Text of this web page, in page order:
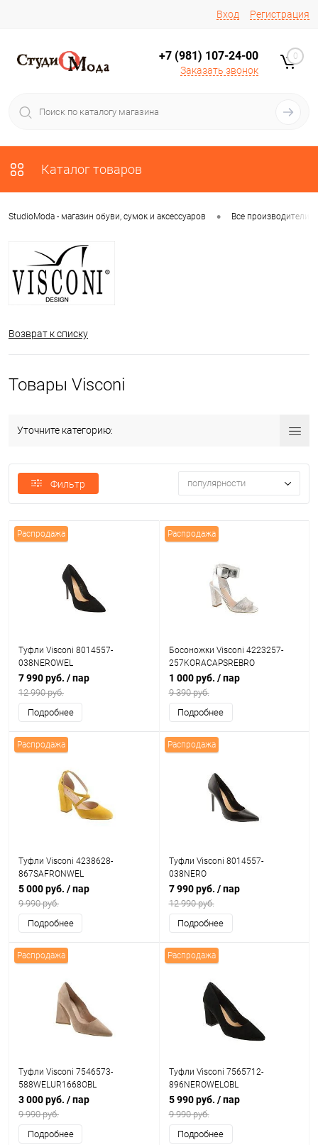
Вход Регистрация
+7 (981) 107-24-00
Заказать звонок
0
Каталог товаров
StudioModa - магазин обуви, сумок и аксессуаров • Все производители
Возврат к списку
Товары Visconi
Уточните категорию:
Фильтр популярности
Распродажа
Туфли Visconi 8014557-
038NEROWEL
7 990 руб. / пар
12 990 руб.
Подробнее
Распродажа
Босоножки Visconi 4223257-
257KORACAPSREBRO
1 000 руб. / пар
9 390 руб.
Подробнее
Распродажа
Туфли Visconi 4238628-
867SAFRONWEL
5 000 руб. / пар
9 990 руб.
Подробнее
Распродажа
Туфли Visconi 8014557-
038NERO
7 990 руб. / пар
12 990 руб.
Подробнее
Распродажа
Туфли Visconi 7546573-
588WELUR1668OBL
3 000 руб. / пар
9 990 руб.
Подробнее
Распродажа
Туфли Visconi 7565712-
896NEROWELOBL
5 990 руб. / пар
9 990 руб.
Подробнее